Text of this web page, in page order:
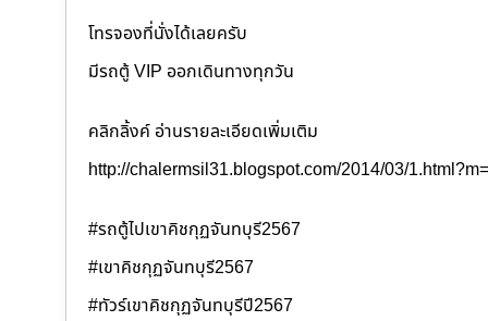
โทรจองที่นั่งได้เลยครับ
มีรถตู้ VIP ออกเดินทางทุกวัน
คลิกลิ้งค์ อ่านรายละเอียดเพิ่มเติม
http://chalermsil31.blogspot.com/2014/03/
#รถตู้ไปเขาคิชกุฏจันทบุรี2567
#เขาคิชกุฏจันทบุรี2567
#ทัวร์เขาคิชกุฏจันทบุรีปี2567